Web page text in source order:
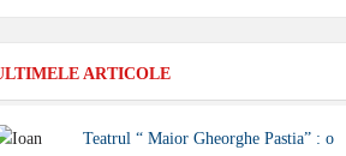
ARTICOLE
Teatrul “ Maior Gheorghe Pastia” : o